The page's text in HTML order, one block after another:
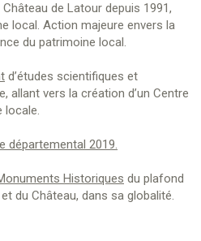
Château de Latour depuis 1991,
local. Action majeure envers la
du patrimoine local.
d’études scientifiques et
allant vers la création d’un Centre
locale.
départemental 2019.
Historiques du plafond
du Château, dans sa globalité.